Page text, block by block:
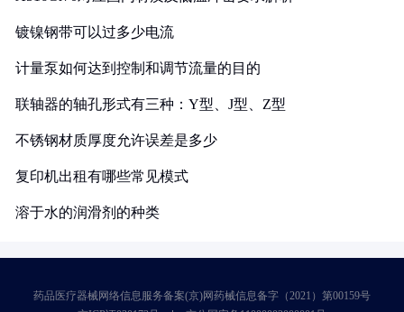
镀镍钢带可以过多少电流
计量泵如何达到控制和调节流量的目的
联轴器的轴孔形式有三种：Y型、J型、Z型
不锈钢材质厚度允许误差是多少
复印机出租有哪些常见模式
溶于水的润滑剂的种类
药品医疗器械网络信息服务备案(京)网药械信息备字（2021）第00159号